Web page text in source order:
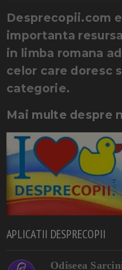
Desprecopii.com
importanta
in limba romana
celor care doresc
categorie.
Mai multe despre
APLICATII DESPRECOPII
Odiseea